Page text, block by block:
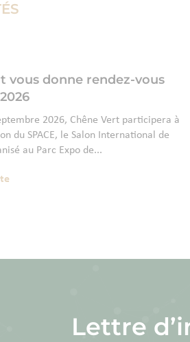
vous donne rendez-vous
2026, Chêne Vert participera à
du SPACE, le Salon International de
au Parc Expo de...
Lettre